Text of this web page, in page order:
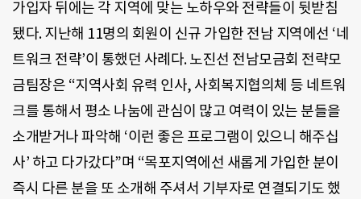
가입자 뒤에는 각 지역에 맞는 노하우와 전략들이 뒷받침
됐다. 지난해 11명의 회원이 신규 가입한 전남 지역에선 ‘네
트워크 전략’이 통했던 사례다. 노진선 전남모금회 전략모
금팀장은 “지역사회 유력 인사, 사회복지협의체 등 네트워
크를 통해서 평소 나눔에 관심이 많고 여력이 있는 분들을
소개받거나 파악해 ‘이런 좋은 프로그램이 있으니 해주십
사’ 하고 다가갔다”며 “목포지역에선 새롭게 가입한 분이
즉시 다른 분을 또 소개해 주셔서 기부자로 연결되기도 했